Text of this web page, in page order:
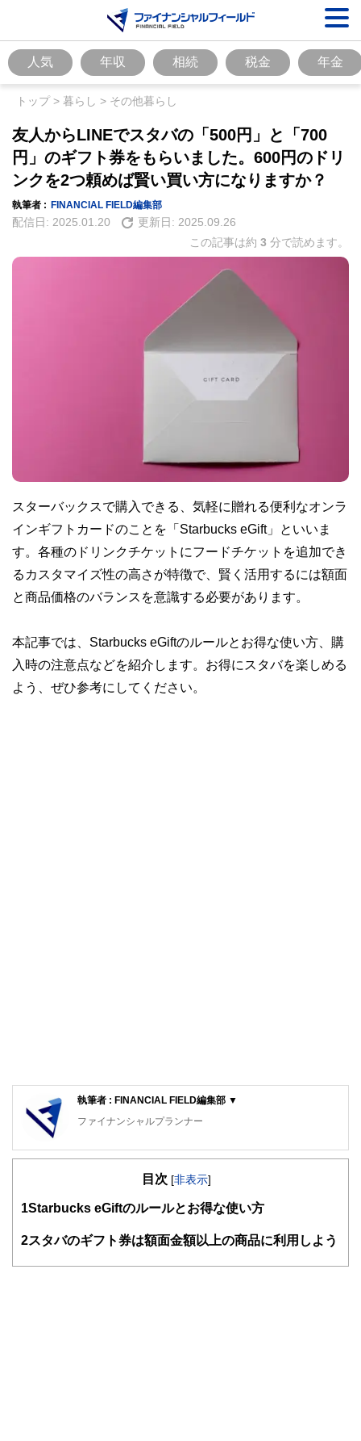
人気 年収 相続 税金 年金
トップ> 暮らし > その他暮らし
友人からLINEでスタバの「500円」と「700
円」のギフト券をもらいました。600円のドリ
ンクを2つ頼めば賢い買い方になりますか？
執筆者 : FINANCIAL FIELD編集部
配信日: 2025.01.20 更新日: 2025.09.26
この記事は約 3 分で読めます。
スターバックスで購入できる、気軽に贈れる便利なオンラ
インギフトカードのことを「Starbucks eGift」といいま
す。各種のドリンクチケットにフードチケットを追加でき
るカスタマイズ性の高さが特徴で、賢く活用するには額面
と商品価格のバランスを意識する必要があります。
本記事では、Starbucks eGiftのルールとお得な使い方、購
入時の注意点などを紹介します。お得にスタバを楽しめる
よう、ぜひ参考にしてください。
執筆者 : FINANCIAL FIELD編集部 ▼
ファイナンシャルプランナー
FinancialField編集部は、金融、経済に関する記事を、日々
知識がない方でも理解できるようわかりやすく発信していま
得者を中心に「お金や暮らし」に関する書籍・雑誌の編集経
験者で構成され、企画立案から記事掲載まですべての工程に
目次 [非表示]
1 Starbucks eGiftのルールとお得な使い方
2スタバのギフト券は額面金額以上の商品に利用しよう